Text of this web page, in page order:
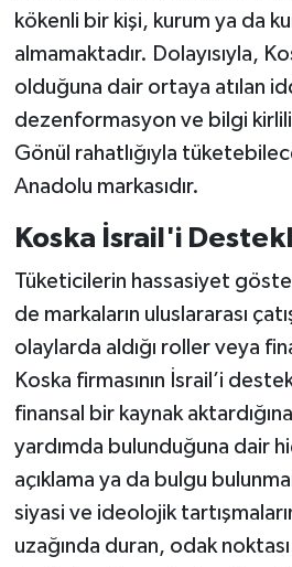
kökenli bir kişi, kurum ya da
almamaktadır. Dolayısıyla,
olduğuna dair ortaya atılan
dezenformasyon ve bilgi
Gönül rahatlığıyla
Anadolu markasıdır.
Koska İsrail'i
Tüketicilerin hassasiyet
de markaların uluslararası
olaylarda aldığı roller veya
Koska firmasının İsrail’i
finansal bir kaynak
yardımda bulunduğuna dair
açıklama ya da bulgu
siyasi ve ideolojik
uzağında duran, odak